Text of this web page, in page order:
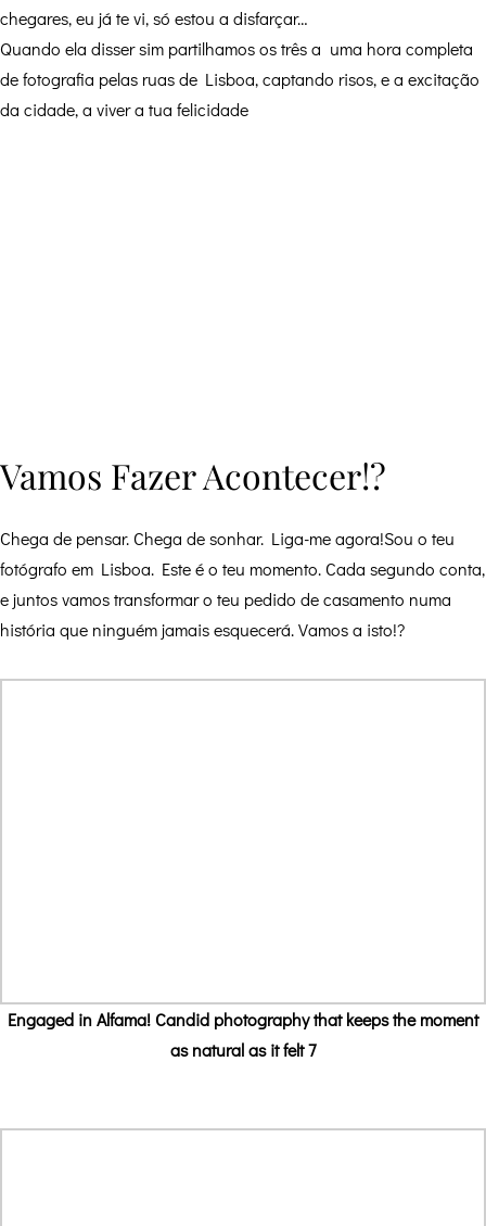
chegares, eu já te vi, só estou a disfarçar…
Quando ela disser sim partilhamos os três a uma hora completa
de fotografia pelas ruas de Lisboa, captando risos, e a excitação
da cidade, a viver a tua felicidade
Vamos Fazer Acontecer!?
Chega de pensar. Chega de sonhar. Liga-me agora!Sou o teu
fotógrafo em Lisboa. Este é o teu momento. Cada segundo conta,
e juntos vamos transformar o teu pedido de casamento numa
história que ninguém jamais esquecerá. Vamos a isto!?
Engaged in Alfama! Candid photography that keeps the moment
as natural as it felt 7